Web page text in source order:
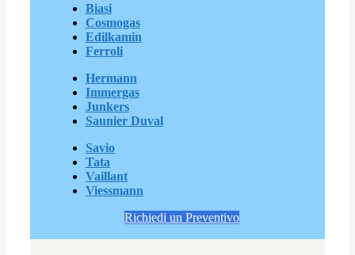
Biasi
Cosmogas
Edilkamin
Ferroli
Hermann
Immergas
Junkers
Saunier Duval
Savio
Tata
Vaillant
Viessmann
Richiedi un Preventivo